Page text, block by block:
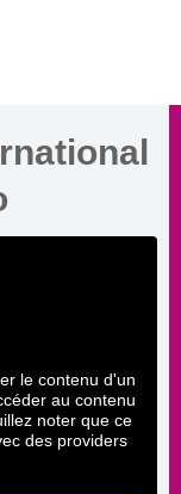
le contenu d'un
au contenu
noter que ce
des providers